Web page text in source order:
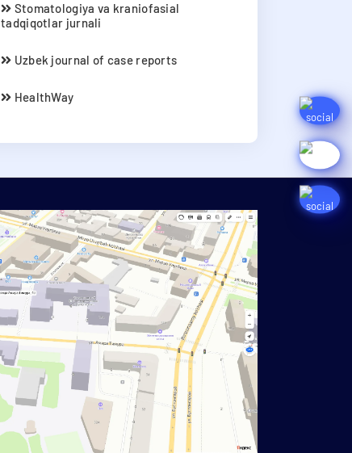
Stomatologiya va kraniofasial
tadqiqotlar jurnali
Uzbek journal of case reports
HealthWay